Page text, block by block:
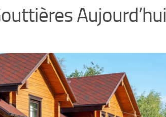
Aujourd’hui